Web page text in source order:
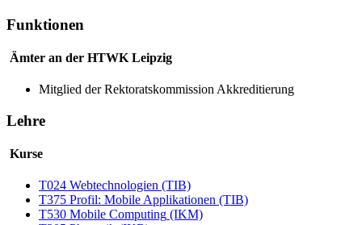
Funktionen
Ämter an der HTWK Leipzig
Mitglied der Rektoratskommission Akkreditierung
Lehre
Kurse
T024 Webtechnologien (TIB)
T375 Profil: Mobile Applikationen (TIB)
T530 Mobile Computing (IKM)